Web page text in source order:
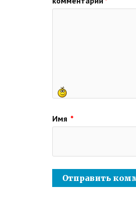
Имя *